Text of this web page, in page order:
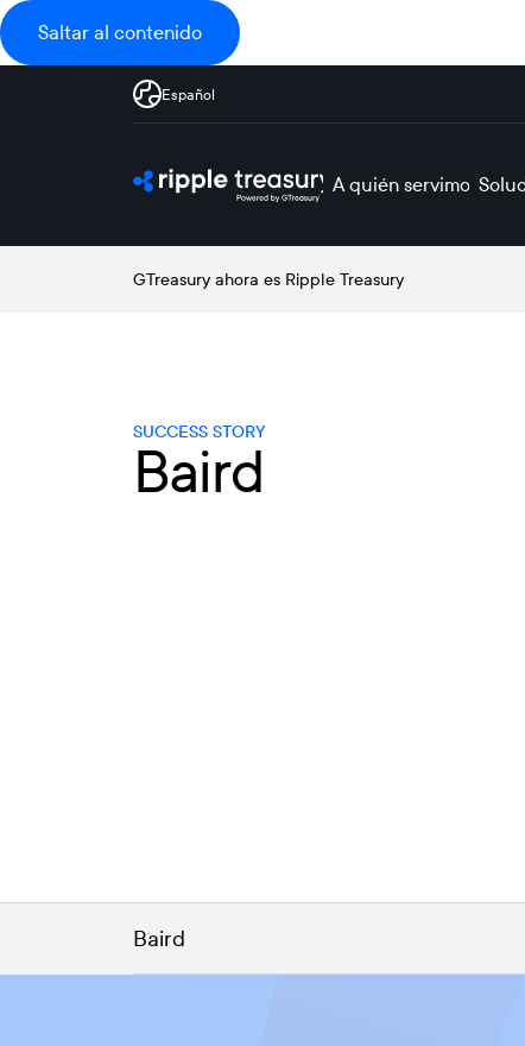
Saltar al contenido
Español
A quién servimos
GTreasury ahora es Ripple Treasury
SUCCESS STORY
Baird
Baird